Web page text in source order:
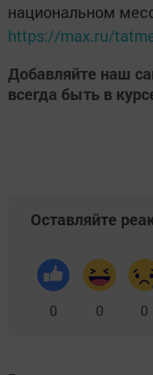
национальном
https://max.ru/
Добавляйте наш
всегда быть в
Оставляйте
0 0 0